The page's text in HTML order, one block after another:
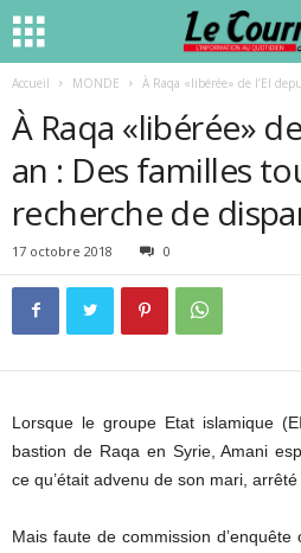
Accueil MONDE À Raqa «libérée» de l’EI
À Raqa «libérée»
an : Des familles
recherche de
17 octobre 2018 0
Lorsque le groupe Etat islamique
bastion de Raqa en Syrie, Amani
ce qu’était advenu de son mari,
Mais faute de commission